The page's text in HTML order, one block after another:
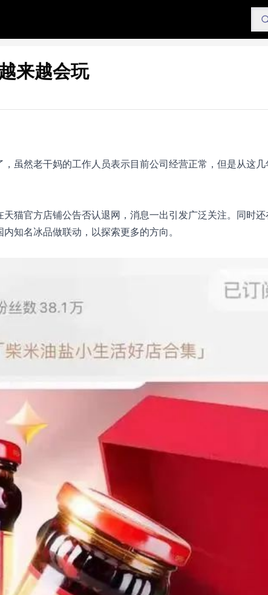
来越会玩
虽然老干妈的工作人员表示目前公司经营正常，但是从这几
猫官方店铺公告否认退网，消息一出引发广泛关注。同时还
知名冰品做联动，以探索更多的方向。